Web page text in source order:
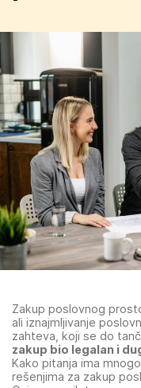
Zakup poslovnog
ali iznajmljivanje
zahteva, koji se do
zakup bio legalan i
Kako pitanja ima
rešenjima za zakup